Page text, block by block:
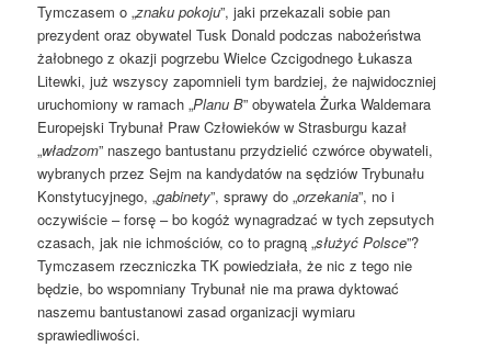
Tymczasem o „znaku pokoju”, jaki przekazali sobie pan
prezydent oraz obywatel Tusk Donald podczas nabożeństwa
żałobnego z okazji pogrzebu Wielce Czcigodnego Łukasza
Litewki, już wszyscy zapomnieli tym bardziej, że najwidoczniej
uruchomiony w ramach „Planu B” obywatela Żurka Waldemara
Europejski Trybunał Praw Człowieków w Strasburgu kazał
„władzom” naszego bantustanu przydzielić czwórce obywateli,
wybranych przez Sejm na kandydatów na sędziów Trybunału
Konstytucyjnego, „gabinety”, sprawy do „orzekania”, no i
oczywiście – forsę – bo kogóż wynagradzać w tych zepsutych
czasach, jak nie ichmościów, co to pragną „służyć Polsce”?
Tymczasem rzeczniczka TK powiedziała, że nic z tego nie
będzie, bo wspomniany Trybunał nie ma prawa dyktować
naszemu bantustanowi zasad organizacji wymiaru
sprawiedliwości.